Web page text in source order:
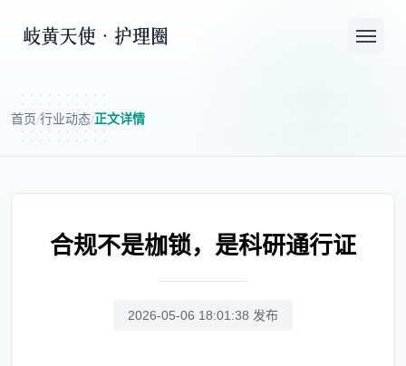
首页/行业动态/正文详情
合规不是枷锁，是科研通行证
2026-05-06 18:01:38 发布